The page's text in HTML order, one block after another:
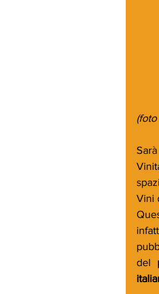
Vini
del